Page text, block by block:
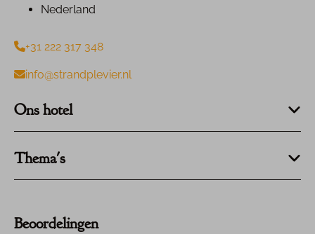
Nederland
+31 222 317 348
info@strandplevier.nl
Ons hotel
Thema's
Beoordelingen